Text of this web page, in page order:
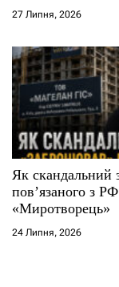
27 Липня, 2026
Як скандальний
повʼязаного з
«Миротворець»
24 Липня, 2026